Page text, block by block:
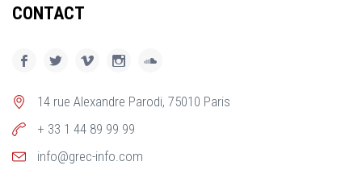
CONTACT
14 rue Alexandre Parodi, 75010 Paris
+ 33 1 44 89 99 99
info@grec-info.com